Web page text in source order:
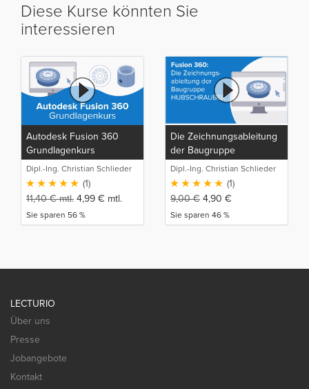
Diese Kurse könnten Sie
interessieren
Autodesk Fusion 360
Grundlagenkurs
Dipl.-Ing. Christian Schlieder
(1)
11,40€mtl. 4,99 € mtl.
Sie sparen 56 %
Die Zeichnungsableitung
der Baugruppe
HUBSCHRAUBER in
Fusion 360
Dipl.-Ing. Christian Schlieder
(1)
9,00€ 4,90 €
Sie sparen 46 %
LECTURIO
Über uns
Presse
Jobangebote
Kontakt